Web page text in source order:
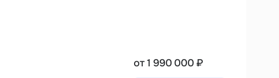
от 1 990 000 ₽